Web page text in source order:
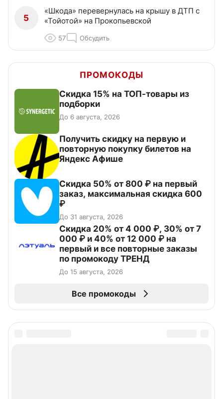
5
«Шкода» перевернулась на крышу в ДТП с
«Тойотой» на Прокопьевской
57 Обсудить
ПРОМОКОДЫ
Скидка 15% на ТОП-товары из
подборки
До 6 августа, 2026
Получить скидку на первую и
повторную покупку билетов на
Яндекс Афише
Скидка 50% от 800 ₽ на первый
заказ, максимальная скидка 600
₽
До 31 августа, 2026
Скидка 20% от 4 000 ₽, 30% от 7
000 ₽ и 40% от 12 000 ₽ на
первый и все повторные заказы
по промокоду ТРЕНД
До 15 августа, 2026
Все промокоды